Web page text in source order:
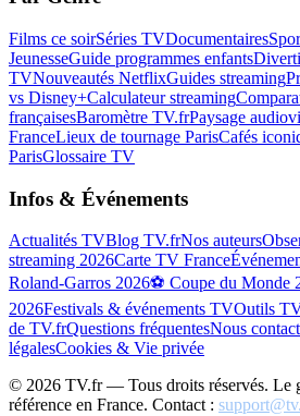
Films ce soirSéries TVDocumentaires
JeunesseGuide programmes enfants
TVNouveautés NetflixGuides streaming
vs Disney+Calculateur streaming
françaisesBaromètre TV.frPaysage
FranceLieux de tournage ParisCafés
ParisGlossaire TV
Infos & Événements
Actualités TVBlog TV.frNos auteurs
streaming 2026Carte TV France
Roland-Garros 2026⚽ Coupe du Monde
2026Festivals & événements TVOutils
de TV.frQuestions fréquentesNous
légalesCookies & Vie privée
© 2026 TV.fr — Tous droits réservés. Le
référence en France. Contact :